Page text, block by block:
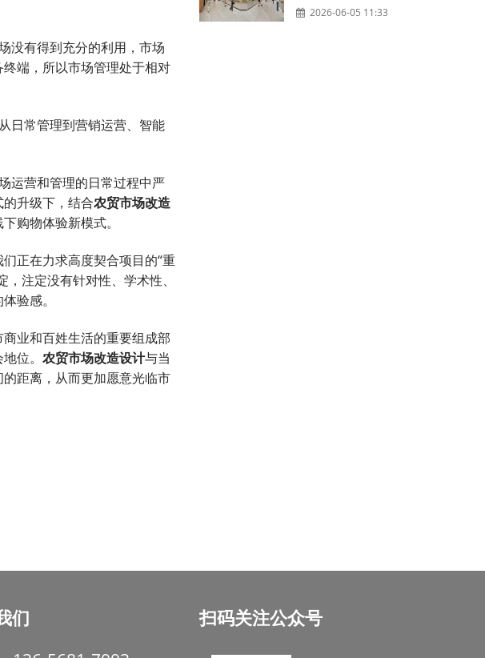
没有得到充分的利用，市场
端，所以市场管理处于相对
日常管理到营销运营、智能
运营和管理的日常过程中严
升级下，结合农贸市场改造
购物体验新模式。
正在力求高度契合项目的“重
注定没有针对性、学术性、
验感。
业和百姓生活的重要组成部
位。 农贸市场改造设计与当
距离，从而更加愿意光临市
2026-06-05 11:33
们 扫码关注公众号